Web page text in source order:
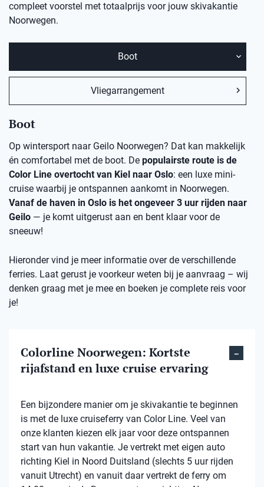
compleet voorstel met totaalprijs voor jouw skivakantie
Noorwegen.
Boot
Vliegarrangement
Boot
Op wintersport naar Geilo Noorwegen? Dat kan makkelijk
én comfortabel met de boot. De populairste route is de
Color Line overtocht van Kiel naar Oslo: een luxe mini-
cruise waarbij je ontspannen aankomt in Noorwegen.
Vanaf de haven in Oslo is het ongeveer 3 uur rijden naar
Geilo — je komt uitgerust aan en bent klaar voor de
sneeuw!
Hieronder vind je meer informatie over de verschillende
ferries. Laat gerust je voorkeur weten bij je aanvraag – wij
denken graag met je mee en boeken je complete reis voor
je!
Colorline Noorwegen: Kortste
rijafstand en luxe cruise ervaring
Een bijzondere manier om je skivakantie te beginnen
is met de luxe cruiseferry van Color Line. Veel van
onze klanten kiezen elk jaar voor deze ontspannen
start van hun vakantie. Je vertrekt met eigen auto
richting Kiel in Noord Duitsland (slechts 5 uur rijden
vanuit Utrecht) en vanuit daar vertrekt de ferry om